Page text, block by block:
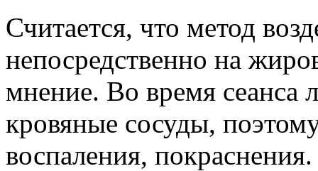
Считается, что метод
непосредственно на
мнение. Во время сеанса
кровяные сосуды,
воспаления, покраснения.